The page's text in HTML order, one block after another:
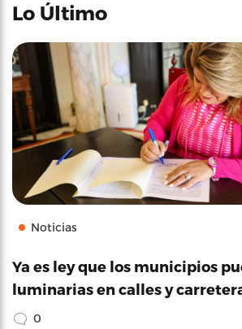
Lo Último
Noticias
Ya es ley que los municipios
luminarias en calles y
0